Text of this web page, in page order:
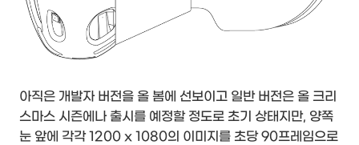
아직은 개발자 버전을 올 봄에 선보이고 일반 버전은 올 크리
스마스 시즌에나 출시를 예정할 정도로 초기 상태지만, 양쪽
눈 앞에 각각 1200 x 1080의 이미지를 초당 90프레임으로